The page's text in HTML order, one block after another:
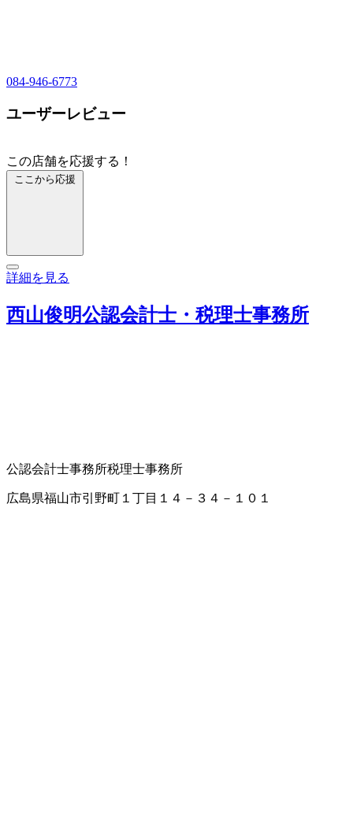
084-946-6773
ユーザーレビュー
この店舗を応援する！
ここから応援
詳細を見る
西山俊明公認会計士・税理士事務所
公認会計士事務所税理士事務所
広島県福山市引野町１丁目１４－３４－１０１